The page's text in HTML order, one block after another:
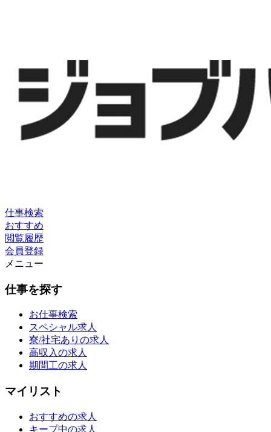
仕事検索
おすすめ
閲覧履歴
会員登録
メニュー
仕事を探す
お仕事検索
スペシャル求人
寮/社宅ありの求人
高収入の求人
期間工の求人
マイリスト
おすすめの求人
キープ中の求人